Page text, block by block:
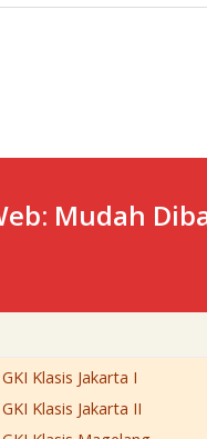
Mudah
GKI Klasis Jakarta I
GKI Klasis Jakarta II